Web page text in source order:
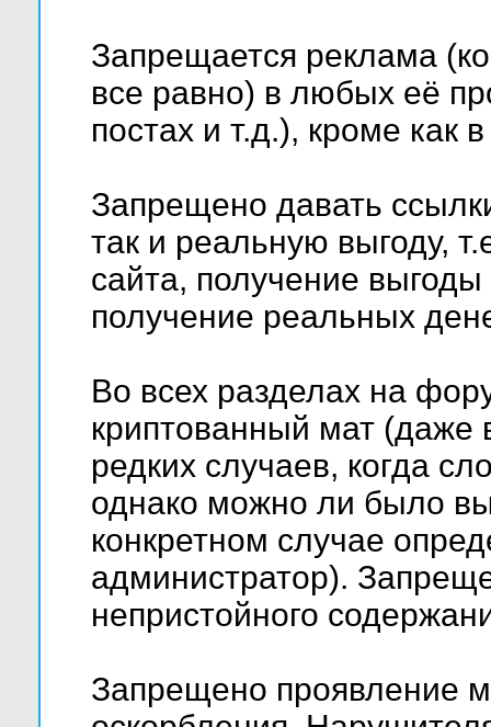
Запрещается реклама
все равно) в любых её
постах и т.д.), кроме как
Запрещено давать
так и реальную выгоду,
сайта, получение
получение реальных
Во всех разделах на
криптованный мат (даже
редких случаев, когда
однако можно ли было
конкретном случае
администратор).
непристойного
Запрещено проявление